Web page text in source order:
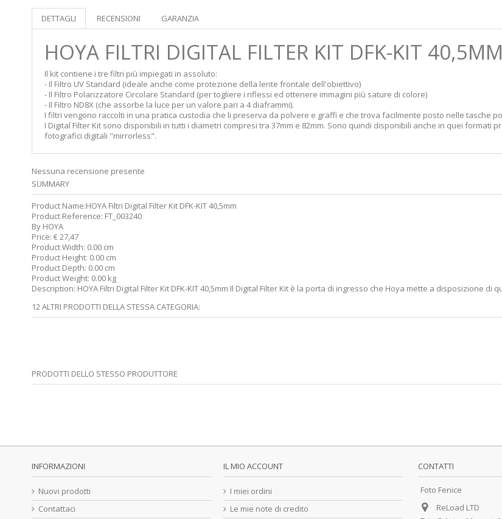
DETTAGLI RECENSIONI GARANZIA
HOYA FILTRI DIGITAL FILTER KIT DFK-KIT 40,5MM
Il kit contiene i tre filtri più impiegati in assoluto:
- Il Filtro UV Standard (ideale anche come protezione della lente frontale dell'obiettivo)
- Il Filtro Polarizzatore Circolare Standard (per togliere i riflessi ed ottenere immagini più sature di colore)
- Il Filtro ND8X (che assorbe la luce per un valore pari a 4 diaframmi).
I filtri vengono raccolti in una pratica custodia che li preserva da polvere e graffi e che trova facilmente posto nelle tasche
I Digital Filter Kit sono disponibili in tutti i diametri compresi tra 37mm e 82mm. Sono quindi disponibili anche in quei
fotografici digitali "mirrorless".
Nessuna recensione presente
SUMMARY
Product Name:HOYA Filtri Digital Filter Kit DFK-KIT 40,5mm
Product Reference: FT_003240
By HOYA
Price: €27,47
Product Width: 0.00 cm
Product Height: 0.00 cm
Product Depth: 0.00 cm
Product Weight: 0.00 kg
Description: HOYA Filtri Digital Filter Kit DFK-KIT 40,5mm Il Digital Filter Kit è la porta di ingresso che Hoya mette a disposizione
12 ALTRI PRODOTTI DELLA STESSA CATEGORIA:
PRODOTTI DELLO STESSO PRODUTTORE
INFORMAZIONI
Nuovi prodotti
Contattaci
IL MIO ACCOUNT
I miei ordini
Le mie note di credito
CONTATTI
Foto Fenice
ReLoad LTD